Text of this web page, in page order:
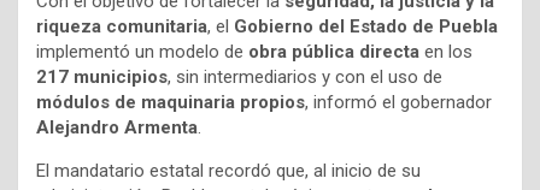
riqueza comunitaria, el Gobierno del Estado de Puebla
implementó un modelo de obra pública directa en los
217 municipios, sin intermediarios y con el uso de
módulos de maquinaria propios, informó el gobernador
Alejandro Armenta.
El mandatario estatal recordó que, al inicio de su